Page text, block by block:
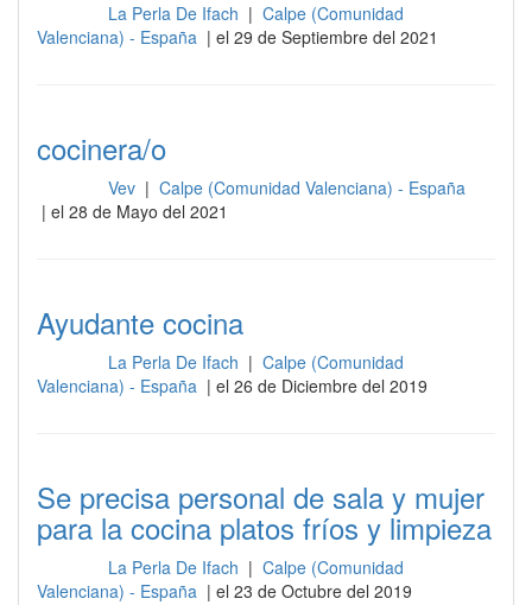
La Perla De Ifach | Calpe (Comunidad
Valenciana) - España | el 29 de Septiembre del 2021
cocinera/o
Vev | Calpe (Comunidad Valenciana) - España
| el 28 de Mayo del 2021
Ayudante cocina
La Perla De Ifach | Calpe (Comunidad
Valenciana) - España | el 26 de Diciembre del 2019
Se precisa personal de sala y mujer
para la cocina platos fríos y limpieza
La Perla De Ifach | Calpe (Comunidad
Valenciana) - España | el 23 de Octubre del 2019